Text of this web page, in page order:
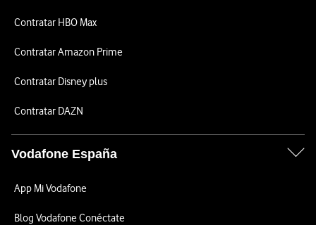
Contratar HBO Max
Contratar Amazon Prime
Contratar Disney plus
Contratar DAZN
Vodafone España
App Mi Vodafone
Blog Vodafone Conéctate